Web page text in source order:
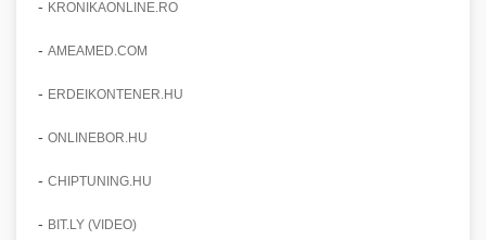
- KRONIKAONLINE.RO
- AMEAMED.COM
- ERDEIKONTENER.HU
- ONLINEBOR.HU
- CHIPTUNING.HU
- BIT.LY (VIDEO)